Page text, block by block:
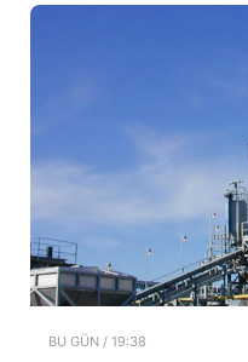
BU GÜN / 19:38